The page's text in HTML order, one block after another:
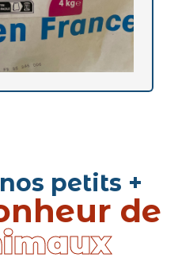
petits +
de